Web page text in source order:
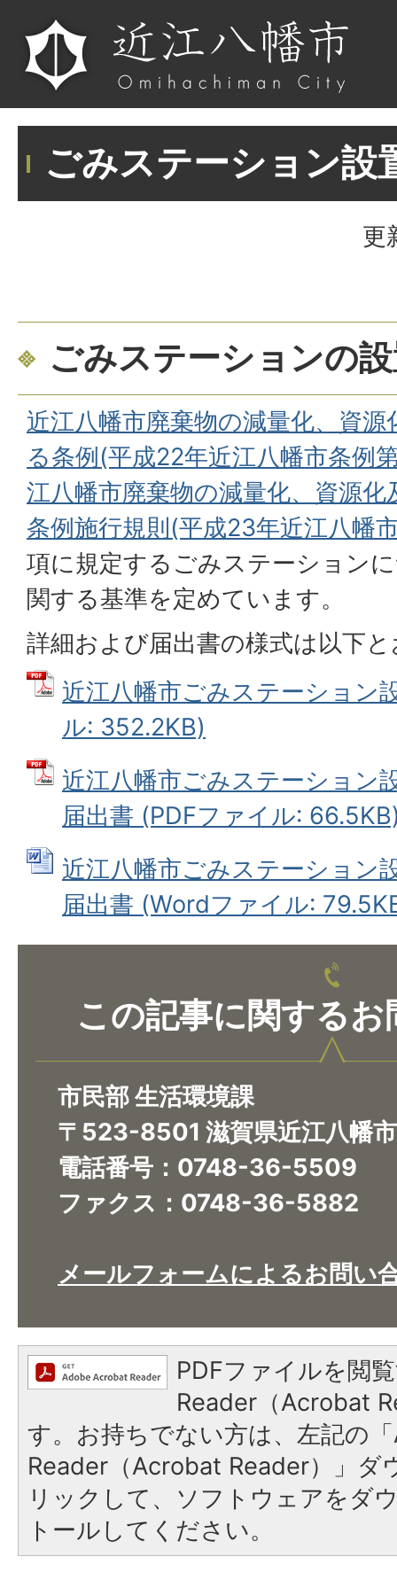
ごみステーション設
更
ごみステーションの
近江八幡市廃棄物の減量化、資
る条例(平成22年近江八幡市条例
江八幡市廃棄物の減量化、資源
条例施行規則(平成23年近江八幡
項に規定するごみステーション
関する基準を定めています。
詳細および届出書の様式は以下
近江八幡市ごみステーション
ル: 352.2KB)
近江八幡市ごみステーション
届出書 (PDFファイル:
近江八幡市ごみステーション
届出書 (Wordファイル:
この記事に関するお
市民部 生活環境課
〒523-8501 滋賀県近江八幡
電話番号：0748-36-5509
ファクス：0748-36-5882
メールフォームによるお問い
PDFファイルを閲
Reader（Acrobat
す。お持ちでない方は、左記の
Reader（Acrobat Reader）」ダ
リックして、ソフトウェアをダ
トールしてください。